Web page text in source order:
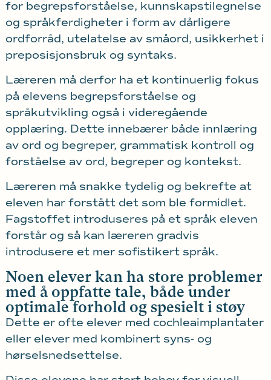
for begrepsforståelse, kunnskapstilegnelse
og språkferdigheter i form av dårligere
ordforråd, utelatelse av småord, usikkerhet i
preposisjonsbruk og syntaks.
Læreren må derfor ha et kontinuerlig fokus
på elevens begrepsforståelse og
språkutvikling også i videregående
opplæring. Dette innebærer både innlæring
av ord og begreper, grammatisk kontroll og
forståelse av ord, begreper og kontekst.
Læreren må snakke tydelig og bekrefte at
eleven har forstått det som ble formidlet.
Fagstoffet introduseres på et språk eleven
forstår og så kan læreren gradvis
introdusere et mer sofistikert språk.
Noen elever kan ha store problemer
med å oppfatte tale, både under
optimale forhold og spesielt i støy
Dette er ofte elever med cochleaimplantater
eller elever med kombinert syns- og
hørselsnedsettelse.